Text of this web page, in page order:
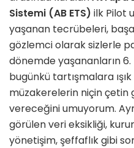
Sistemi (AB ETS) ilk Pilot
yaşanan tecrübeleri,
gözlemci olarak sizlerle
dönemde yaşananların
bugünkü tartışmalara
müzakerelerin niçin çetin
vereceğini umuyorum.
görülen veri eksikliği,
yönetişim, şeffaflık gibi